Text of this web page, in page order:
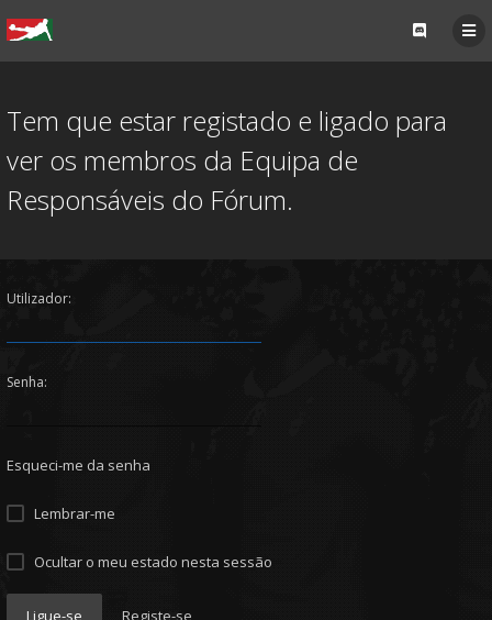
Tem que estar registado e ligado para
ver os membros da Equipa de
Responsáveis do Fórum.
Utilizador:
Senha:
Esqueci-me da senha
Lembrar-me
Ocultar o meu estado nesta sessão
Ligue-se Registe-se